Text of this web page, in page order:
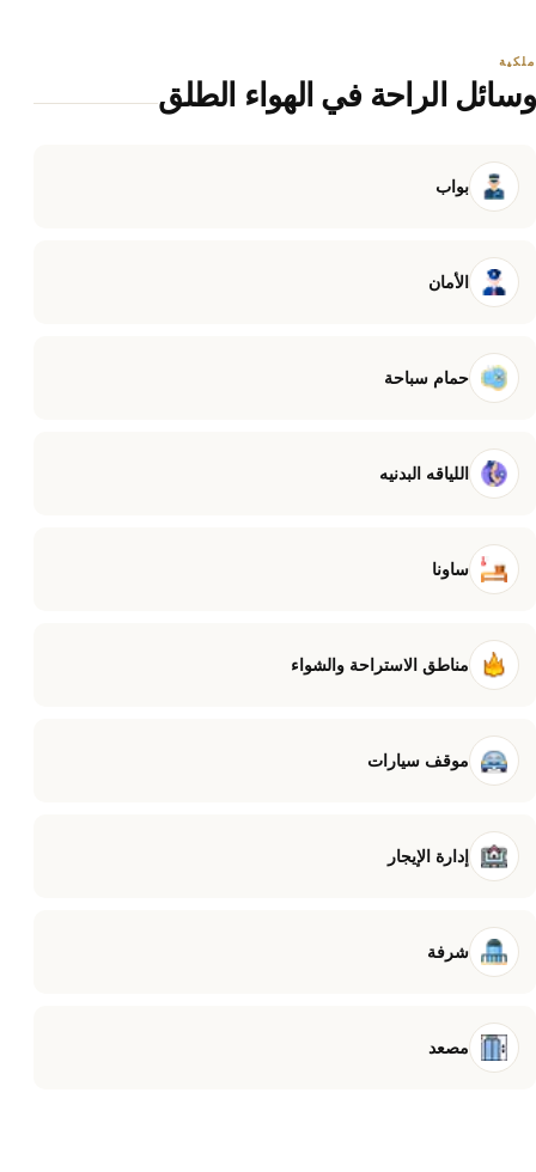
ملكية
وسائل الراحة في الهواء الطلق
بواب
الأمان
حمام سباحة
اللياقه البدنيه
ساونا
مناطق الاستراحة والشواء
موقف سيارات
إدارة الإيجار
شرفة
مصعد